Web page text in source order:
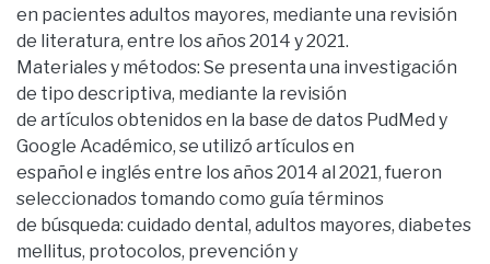
en pacientes adultos mayores, mediante una revisión
de literatura, entre los años 2014 y 2021.
Materiales y métodos: Se presenta una investigación
de tipo descriptiva, mediante la revisión
de artículos obtenidos en la base de datos PudMed y
Google Académico, se utilizó artículos en
español e inglés entre los años 2014 al 2021, fueron
seleccionados tomando como guía términos
de búsqueda: cuidado dental, adultos mayores, diabetes
mellitus, protocolos, prevención y